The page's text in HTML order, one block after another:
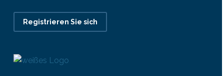
Registrieren Sie sich